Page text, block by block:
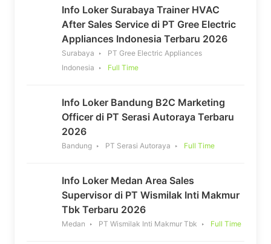
Info Loker Surabaya Trainer HVAC
After Sales Service di PT Gree Electric
Appliances Indonesia Terbaru 2026
Surabaya
PT Gree Electric Appliances
Indonesia
Full Time
Info Loker Bandung B2C Marketing
Officer di PT Serasi Autoraya Terbaru
2026
Bandung PT Serasi Autoraya Full Time
Info Loker Medan Area Sales
Supervisor di PT Wismilak Inti Makmur
Tbk Terbaru 2026
Medan PT Wismilak Inti Makmur Tbk Full Time